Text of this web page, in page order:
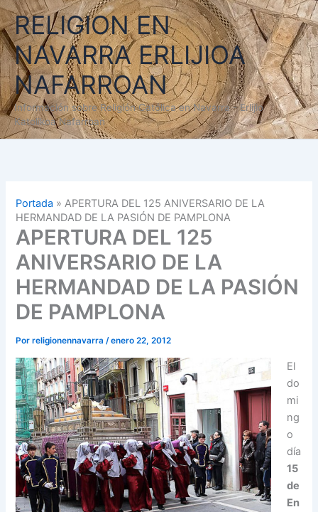
Ir
al
contenido
RELIGION EN
NAVARRA ERLIJIOA
NAFARROAN
Información sobre Religión Católica en Navarra - Erlijio
Katolikoa Nafarroan
Portada »APERTURA DEL 125 ANIVERSARIO DE LA
HERMANDAD DE LA PASIÓN DE PAMPLONA
APERTURA DEL 125
ANIVERSARIO DE LA
HERMANDAD DE LA PASIÓN
DE PAMPLONA
Porreligionennavarra/enero 22, 2012
El
do
mi
ng
o
día
15
de
En